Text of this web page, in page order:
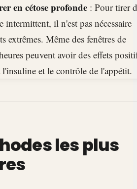
en cétose profonde : Pour tirer
intermittent, il n'est pas nécessaire
extrêmes. Même des fenêtres de
peuvent avoir des effets
l'insuline et le contrôle de l'appétit.
les plus